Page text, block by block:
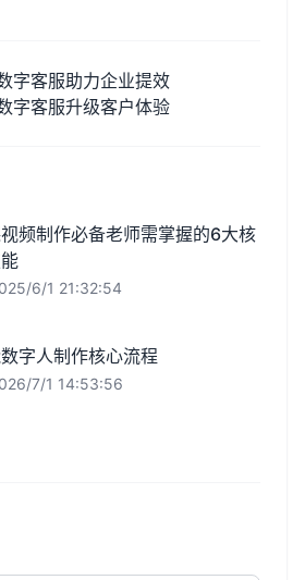
字客服助力企业提效
字客服升级客户体验
频制作必备老师需掌握的6大核
6/1 21:32:54
字人制作核心流程
7/1 14:53:56